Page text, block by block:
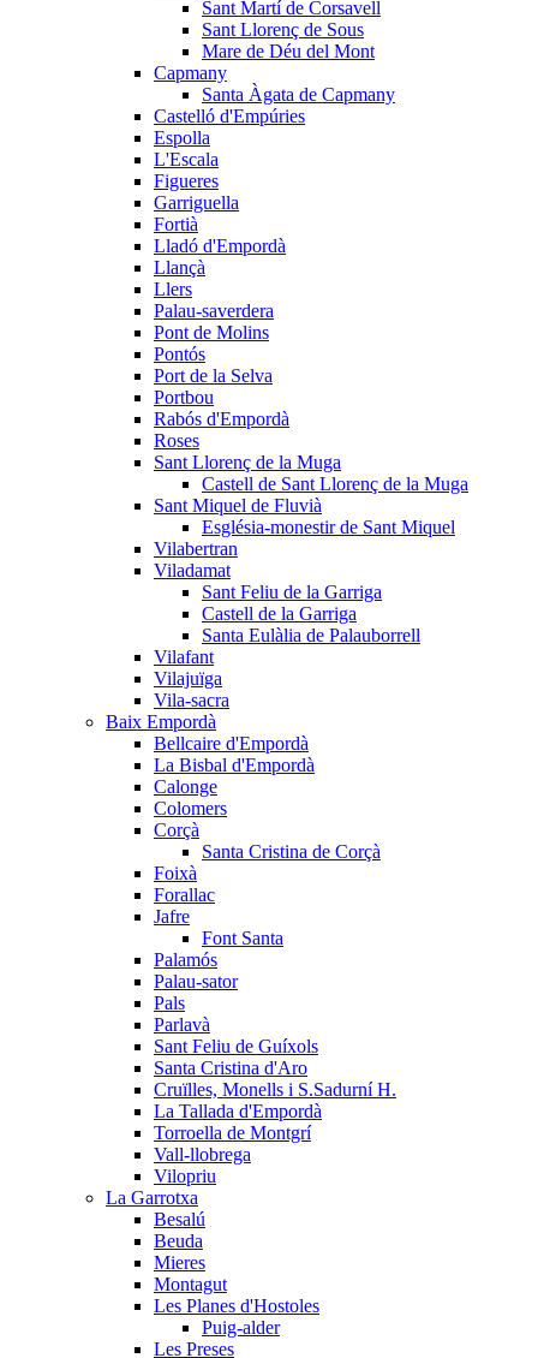
Sant Martí de Corsavell
Sant Llorenç de Sous
Mare de Déu del Mont
Capmany
Santa Àgata de Capmany
Castelló d'Empúries
Espolla
L'Escala
Figueres
Garriguella
Fortià
Lladó d'Empordà
Llançà
Llers
Palau-saverdera
Pont de Molins
Pontós
Port de la Selva
Portbou
Rabós d'Empordà
Roses
Sant Llorenç de la Muga
Castell de Sant Llorenç de la Muga
Sant Miquel de Fluvià
Església-monestir de Sant Miquel
Vilabertran
Viladamat
Sant Feliu de la Garriga
Castell de la Garriga
Santa Eulàlia de Palauborrell
Vilafant
Vilajuïga
Vila-sacra
Baix Empordà
Bellcaire d'Empordà
La Bisbal d'Empordà
Calonge
Colomers
Corçà
Santa Cristina de Corçà
Foixà
Forallac
Jafre
Font Santa
Palamós
Palau-sator
Pals
Parlavà
Sant Feliu de Guíxols
Santa Cristina d'Aro
Cruïlles, Monells i S.Sadurní H.
La Tallada d'Empordà
Torroella de Montgrí
Vall-llobrega
Vilopriu
La Garrotxa
Besalú
Beuda
Mieres
Montagut
Les Planes d'Hostoles
Puig-alder
Les Preses